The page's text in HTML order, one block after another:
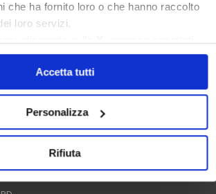
che ha fornito loro o che hanno raccolto
loro servizi.
Accetta tutti
Personalizza
Rifiuta